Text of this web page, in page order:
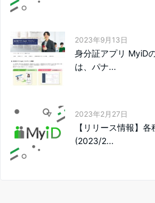
2023年9月13日
身分証アプリ MyiD
は、パナ...
2023年2月27日
【リリース情報】
(2023/2...